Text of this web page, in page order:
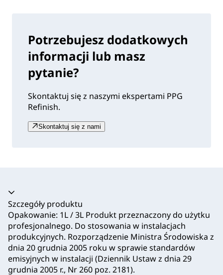
Potrzebujesz dodatkowych
informacji lub masz
pytanie?
Skontaktuj się z naszymi ekspertami PPG
Refinish.
Skontaktuj się z nami
Akordeon zwinięty
Szczegóły produktu
Opakowanie: 1L / 3L Produkt przeznaczony do użytku
profesjonalnego. Do stosowania w instalacjach
produkcyjnych. Rozporządzenie Ministra Środowiska z
dnia 20 grudnia 2005 roku w sprawie standardów
emisyjnych w instalacji (Dziennik Ustaw z dnia 29
grudnia 2005 r., Nr 260 poz. 2181).